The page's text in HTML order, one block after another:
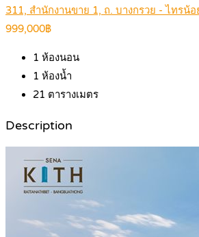
311, สำนักงานขาย 1, ถ. บางกรวย - ไทรน้
999,000฿
1 ห้องนอน
1 ห้องน้ำ
21 ตารางเมตร
Description